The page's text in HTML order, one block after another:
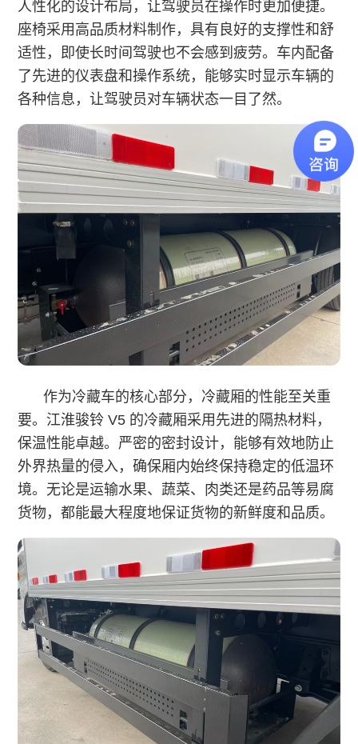
人性化的设计布局，让驾驶员在操作时更加便捷。
座椅采用高品质材料制作，具有良好的支撑性和舒
适性，即使长时间驾驶也不会感到疲劳。车内配备
了先进的仪表盘和操作系统，能够实时显示车辆的
各种信息，让驾驶员对车辆状态一目了然。
作为冷藏车的核心部分，冷藏厢的性能至关重
要。江淮骏铃 V5 的冷藏厢采用先进的隔热材料，
保温性能卓越。严密的密封设计，能够有效地防止
外界热量的侵入，确保厢内始终保持稳定的低温环
境。无论是运输水果、蔬菜、肉类还是药品等易腐
货物，都能最大程度地保证货物的新鲜度和品质。